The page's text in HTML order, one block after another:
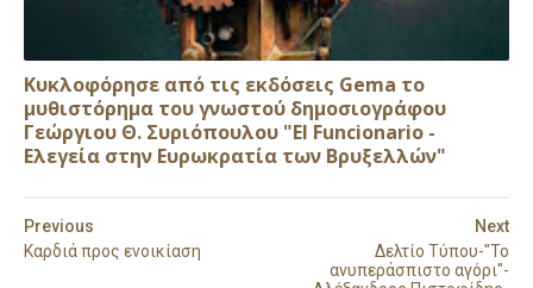
Κυκλοφόρησε από τις εκδόσεις Gema το
μυθιστόρημα του γνωστού δημοσιογράφου
Γεώργιου Θ. Συριόπουλου "El Funcionario -
Ελεγεία στην Ευρωκρατία των Βρυξελλών"
Next
Δελτίο Τύπου-"Το
ανυπεράσπιστο αγόρι"-
Previous
Καρδιά προς ενοικίαση